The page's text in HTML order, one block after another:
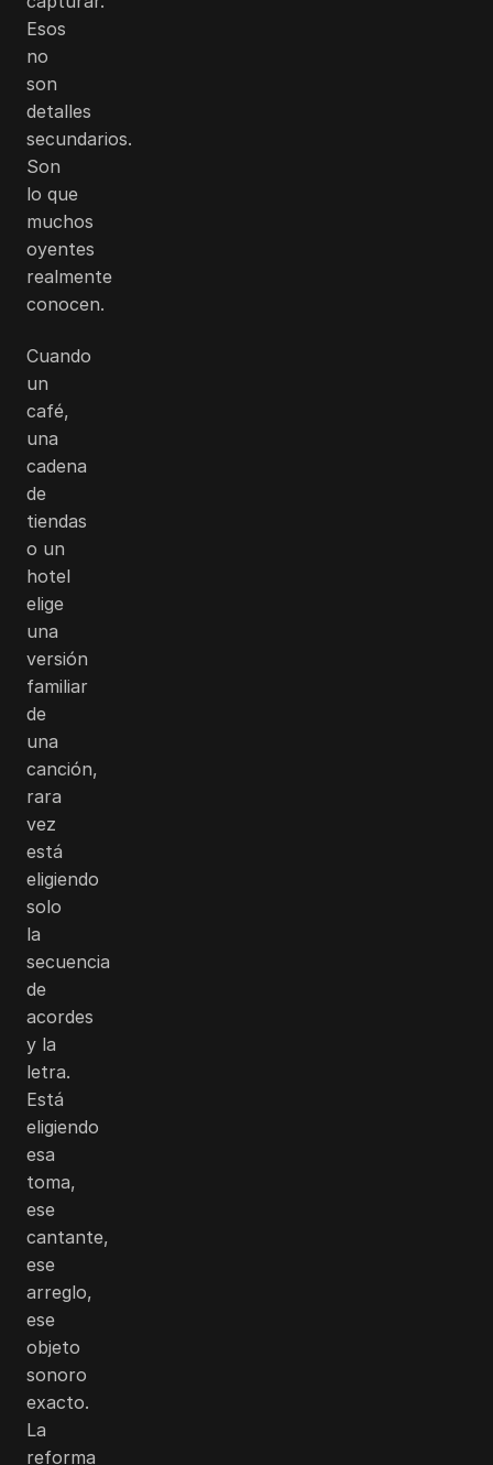
Esos
no
son
detalles
secundarios.
Son
lo que
muchos
oyentes
realmente
conocen.
Cuando
un
café,
una
cadena
de
tiendas
o un
hotel
elige
una
versión
familiar
de
una
canción,
rara
vez
está
eligiendo
solo
la
secuencia
de
acordes
y la
letra.
Está
eligiendo
esa
toma,
ese
cantante,
ese
arreglo,
ese
objeto
sonoro
exacto.
La
reforma